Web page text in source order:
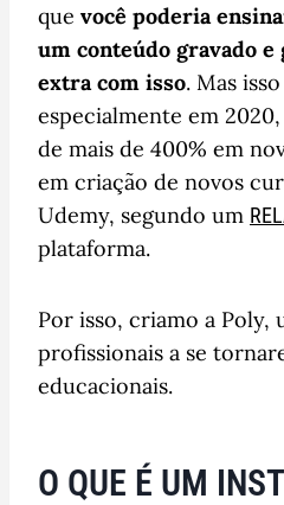
que você poderia
um conteúdo gravado e
extra com isso. Mas
especialmente em
de mais de 400% em
em criação de novos
Udemy, segundo um
plataforma.
Por isso, criamo a Poly,
profissionais a se
educacionais.
O QUE É UM